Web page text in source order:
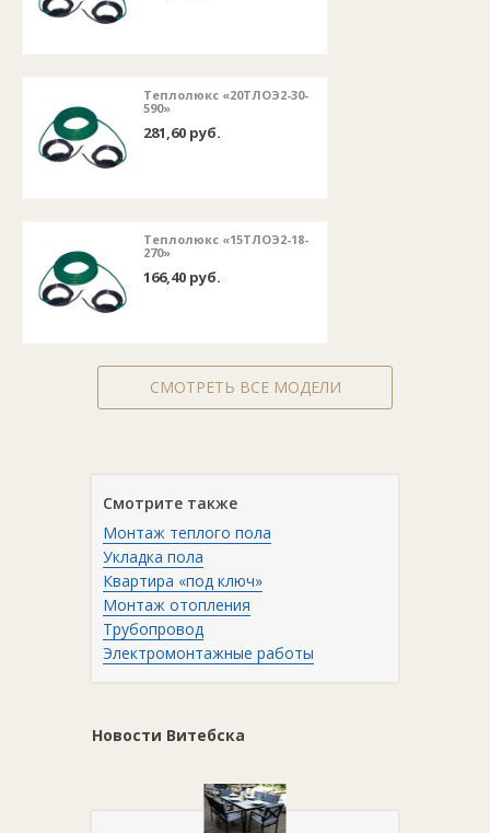
Теплолюкс «20ТЛОЭ2-30-
590»
281,60 руб.
Теплолюкс «15ТЛОЭ2-18-
270»
166,40 руб.
СМОТРЕТЬ ВСЕ МОДЕЛИ
Смотрите также
Монтаж теплого пола
Укладка пола
Квартира «под ключ»
Монтаж отопления
Трубопровод
Электромонтажные работы
Новости Витебска